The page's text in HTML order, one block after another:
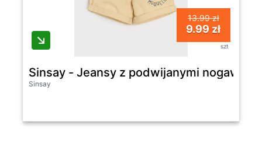
13.99 zł
9.99 zł
szt
Sinsay - Jeansy z podwijanymi
Sinsay